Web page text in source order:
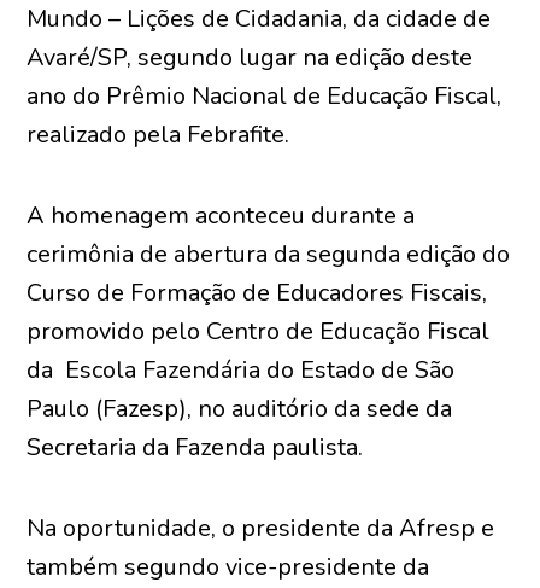
Mundo – Lições de Cidadania, da cidade de
Avaré/SP, segundo lugar na edição deste
ano do Prêmio Nacional de Educação Fiscal,
realizado pela Febrafite.
A homenagem aconteceu durante a
cerimônia de abertura da segunda edição do
Curso de Formação de Educadores Fiscais,
promovido pelo Centro de Educação Fiscal
da Escola Fazendária do Estado de São
Paulo (Fazesp), no auditório da sede da
Secretaria da Fazenda paulista.
Na oportunidade, o presidente da Afresp e
também segundo vice-presidente da